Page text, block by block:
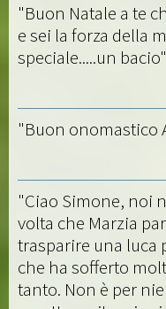
"Buon Natale a te
e sei la forza della
speciale.....un bacio"
"Buon onomastico
"Ciao Simone, noi
volta che Marzia
trasparire una luca
che ha sofferto
tanto. Non è per